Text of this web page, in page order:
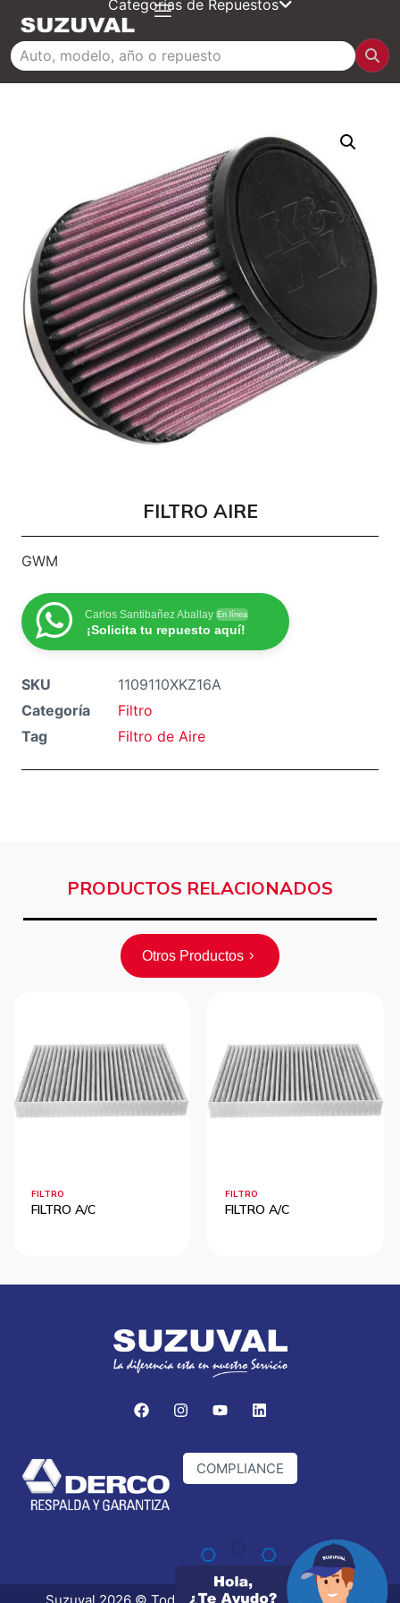
Categorías de Repuestos
FILTRO AIRE
GWM
Carlos Santibañez Aballay En línea
¡Solicita tu repuesto aquí!
SKU
1109110XKZ16A
Categoría
Filtro
Tag
Filtro de Aire
PRODUCTOS RELACIONADOS
Otros Productos
FILTRO
FILTRO A/C
FILTRO
FILTRO A/C
COMPLIANCE